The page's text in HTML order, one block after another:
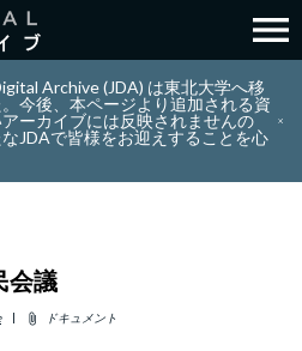
検索
コレクション
リソース
menu
Archive (JDA) は東北大学へ移
今後、本ページより追加される資
ーカイブには反映されませんの
JDAで皆様をお迎えすることを心
会議
attach_file ドキュメント